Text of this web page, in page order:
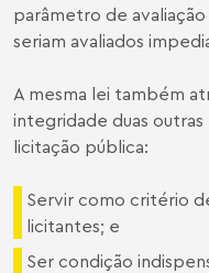
parâmetro de
seriam avaliados
A mesma lei também
integridade duas
licitação pública:
Servir como critério
licitantes; e
Ser condição